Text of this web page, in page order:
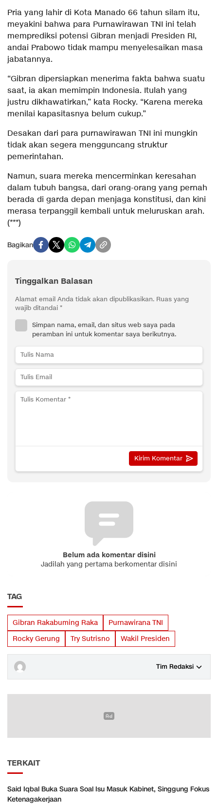
Pria yang lahir di Kota Manado 66 tahun silam itu,
meyakini bahwa para Purnawirawan TNI ini telah
memprediksi potensi Gibran menjadi Presiden RI,
andai Prabowo tidak mampu menyelesaikan masa
jabatannya.
“Gibran dipersiapkan menerima fakta bahwa suatu
saat, ia akan memimpin Indonesia. Itulah yang
justru dikhawatirkan,” kata Rocky. “Karena mereka
menilai kapasitasnya belum cukup.”
Desakan dari para purnawirawan TNI ini mungkin
tidak akan segera mengguncang struktur
pemerintahan.
Namun, suara mereka mencerminkan keresahan
dalam tubuh bangsa, dari orang-orang yang pernah
berada di garda depan menjaga konstitusi, dan kini
merasa terpanggil kembali untuk meluruskan arah.
(***)
Bagikan
Tinggalkan Balasan
Alamat email Anda tidak akan dipublikasikan. Ruas yang
wajib ditandai *
Simpan nama, email, dan situs web saya pada
peramban ini untuk komentar saya berikutnya.
Belum ada komentar disini
Jadilah yang pertama berkomentar disini
TAG
Gibran Rakabuming Raka
Purnawirana TNI
Rocky Gerung
Try Sutrisno Wakil Presiden
Tim Redaksi
TERKAIT
Said Iqbal Buka Suara Soal Isu Masuk Kabinet, Singgung Fokus
Ketenagakerjaan